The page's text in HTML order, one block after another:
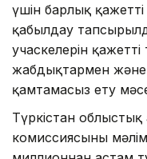
үшін барлық
қабылдау
учаскелерін
жабдықтармен және
қамтамасыз ету
Түркістан
комиссиясының